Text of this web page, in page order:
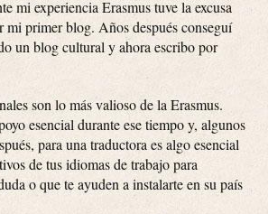
mi experiencia Erasmus tuve la excusa
mi primer blog. Años después conseguí
un blog cultural y ahora escribo por
son lo más valioso de la Erasmus.
esencial durante ese tiempo y, algunos
para una traductora es algo esencial
de tus idiomas de trabajo para
o que te ayuden a instalarte en su país